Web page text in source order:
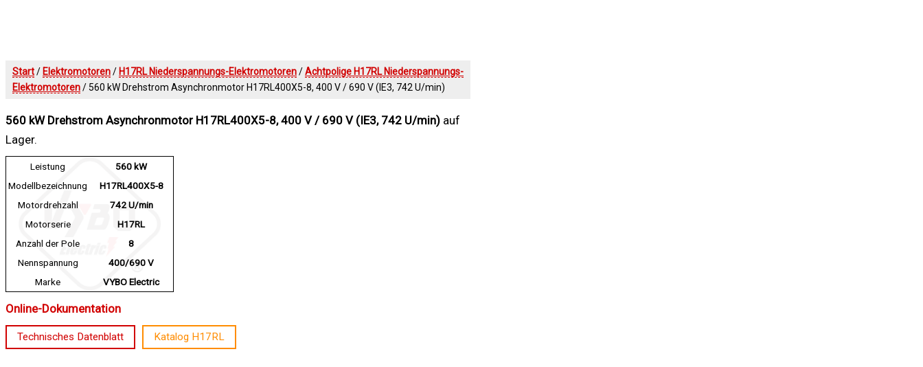
Start/ Elektromotoren/ H17RL Niederspannungs-Elektromotoren/Achtpolige H17RL Niederspannungs-
Elektromotoren/ 560 kW Drehstrom Asynchronmotor H17RL400X5-8, 400 V / 690 V (IE3, 742 U/min)
560 kW Drehstrom Asynchronmotor H17RL400X5-8, 400 V / 690 V (IE3, 742 U/min) auf
Lager.
Leistung
560 kW
Modellbezeichnung
H17RL400X5-8
Motordrehzahl
742 U/min
Motorserie
H17RL
Anzahl der Pole
8
Nennspannung
400/690 V
Marke
VYBO Electric
Online-Dokumentation
Technisches Datenblatt Katalog H17RL